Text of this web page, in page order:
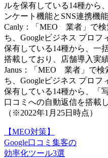
ルを保有している14種から
ンケート機能とSNS連携機
Canly：「MEO 業者」で検
ち、Googleビジネス プロ
保有している14種から、一
搭載しており、店舗導入実
Janus：「MEO 業者」で検
ち、Googleビジネス プロ
保有している14種から、「
口コミへの自動返信を搭載
（※2022年1月25日時点）
【MEO対策】
Google口コミ集客の
効率化ツール3選